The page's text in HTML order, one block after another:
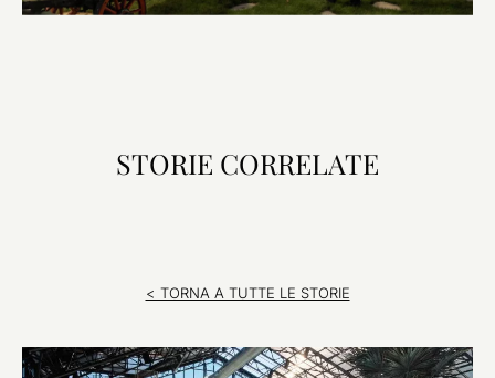
STORIE CORRELATE
< TORNA A TUTTE LE STORIE